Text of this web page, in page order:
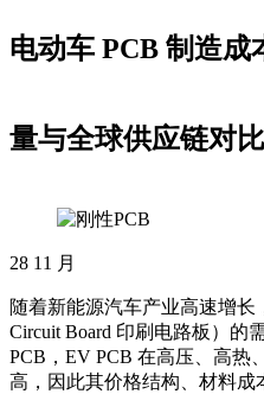
电动车 PCB 制造
量与全球供应链对
28 11 月
随着新能源汽车产业高速增长
Circuit Board 印刷电路板）的
PCB，EV PCB 在高压、高热
高，因此其价格结构、材料